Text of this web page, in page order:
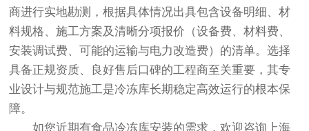
商进行实地勘测，根据具体情况出具包含设备明细、材
料规格、施工方案及清晰分项报价（设备费、材料费、
安装调试费、可能的运输与电力改造费）的清单。选择
具备正规资质、良好售后口碑的工程商至关重要，其专
业设计与规范施工是冷冻库长期稳定高效运行的根本保
障。
如您近期有食品冷冻库安装的需求，欢迎咨询上海